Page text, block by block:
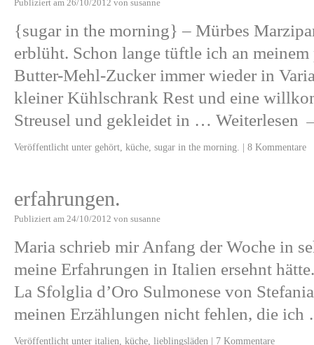
Publiziert am 26/10/2012 von susanne
{sugar in the morning} – Mürbes
erblüht. Schon lange tüftle ich an
Butter-Mehl-Zucker immer wieder in
kleiner Kühlschrank Rest und eine
Streusel und gekleidet in … Weiterlesen
Veröffentlicht unter gehört küche sugar in the morning. | 8 Kommentare
erfahrungen.
Publiziert am 24/10/2012 von susanne
Maria schrieb mir Anfang der Woche in
meine Erfahrungen in Italien ersehnt
La Sfolglia d’Oro Sulmonese von
meinen Erzählungen nicht fehlen, die
Veröffentlicht unter italien küche lieblingsläden | 7 Kommentare